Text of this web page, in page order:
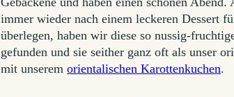
immer wieder nach einem leckeren Dessert
überlegen, haben wir diese so nussig-
gefunden und sie seither ganz oft als unser
mit unseremorientalischen Karottenkuchen.